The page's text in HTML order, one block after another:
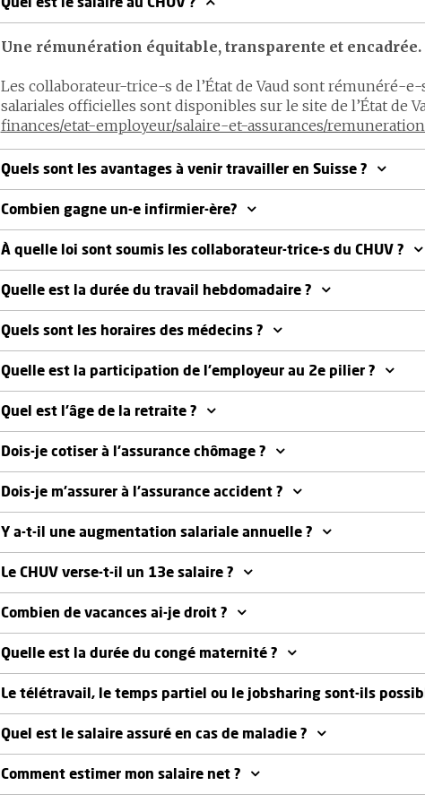
Une rémunération équitable, transparente et encadrée.
Les collaborateur-trice-s de l’État de Vaud sont rémunéré-e-
salariales officielles sont disponibles sur le site de l’État de
finances/etat-employeur/salaire-et-assurances/
Quels sont les avantages à venir travailler en Suisse ?
Combien gagne un-e infirmier-ère?
À quelle loi sont soumis les collaborateur-trice-s du CHUV ?
Quelle est la durée du travail hebdomadaire ?
Quels sont les horaires des médecins ?
Quelle est la participation de l’employeur au 2e pilier ?
Quel est l’âge de la retraite ?
Dois-je cotiser à l’assurance chômage ?
Dois-je m’assurer à l’assurance accident ?
Y a-t-il une augmentation salariale annuelle ?
Le CHUV verse-t-il un 13e salaire ?
Combien de vacances ai-je droit ?
Quelle est la durée du congé maternité ?
Le télétravail, le temps partiel ou le jobsharing sont-ils
Quel est le salaire assuré en cas de maladie ?
Comment estimer mon salaire net ?